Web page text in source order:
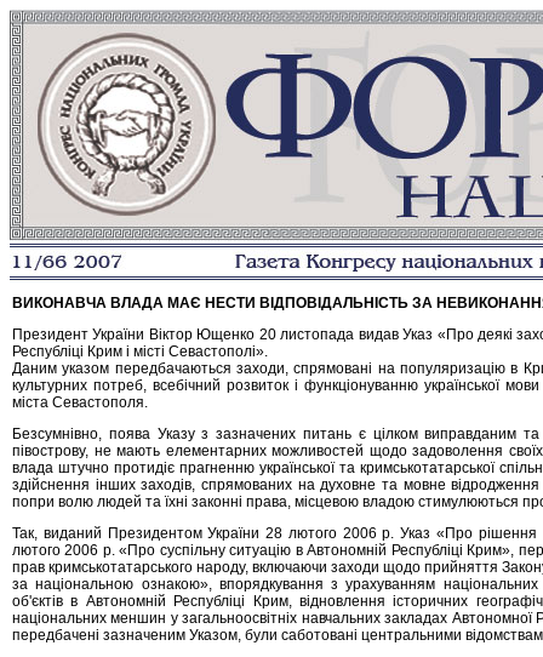
ВИКОНАВЧА ВЛАДА МАЄ НЕСТИ ВІДПОВІДАЛЬНІСТЬ ЗА
Президент України Віктор Ющенко 20 листопада видав Указ «Про деякі
Республіці Крим і місті Севастополі».
Даним указом передбачаються заходи, спрямовані на популяризацію в
культурних потреб, всебічний розвиток і функціонуванню української
міста Севастополя.
Безсумнівно, поява Указу з зазначених питань є цілком виправданим та
півострову, не мають елементарних можливостей щодо задоволення
влада штучно протидіє прагненню української та кримськотатарської
здійснення інших заходів, спрямованих на духовне та мовне відродження
попри волю людей та їхні законні права, місцевою владою стимулюються
Так, виданий Президентом України 28 лютого 2006 р. Указ «Про рішення
лютого 2006 р. «Про суспільну ситуацію в Автономній Республіці Крим»,
прав кримськотатарського народу, включаючи заходи щодо прийняття
за національною ознакою», впорядкування з урахуванням
об'єктів в Автономній Республіці Крим, відновлення історичних
національних меншин у загальноосвітніх навчальних закладах
передбачені зазначеним Указом, були саботовані центральними